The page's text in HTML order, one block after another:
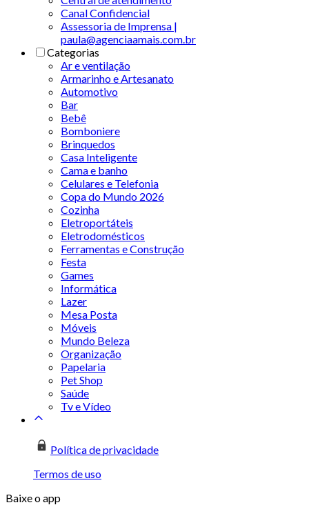
Canal Confidencial
Assessoria de Imprensa |
paula@agenciaamais.com.br
Categorias
Ar e ventilação
Armarinho e Artesanato
Automotivo
Bar
Bebê
Bomboniere
Brinquedos
Casa Inteligente
Cama e banho
Celulares e Telefonia
Copa do Mundo 2026
Cozinha
Eletroportáteis
Eletrodomésticos
Ferramentas e Construção
Festa
Games
Informática
Lazer
Mesa Posta
Móveis
Mundo Beleza
Organização
Papelaria
Pet Shop
Saúde
Tv e Vídeo
Política de privacidade
Termos de uso
Baixe o app